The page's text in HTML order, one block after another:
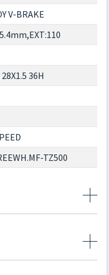
V-BRAKE
36H
TZ500